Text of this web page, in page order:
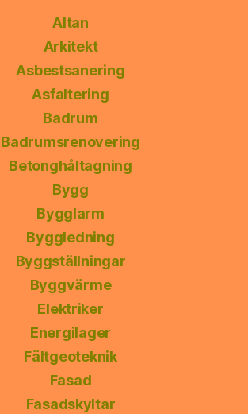
Altan
Arkitekt
Asbestsanering
Asfaltering
Badrum
Badrumsrenovering
Betonghåltagning
Bygg
Bygglarm
Byggledning
Byggställningar
Byggvärme
Elektriker
Energilager
Fältgeoteknik
Fasad
Fasadskyltar